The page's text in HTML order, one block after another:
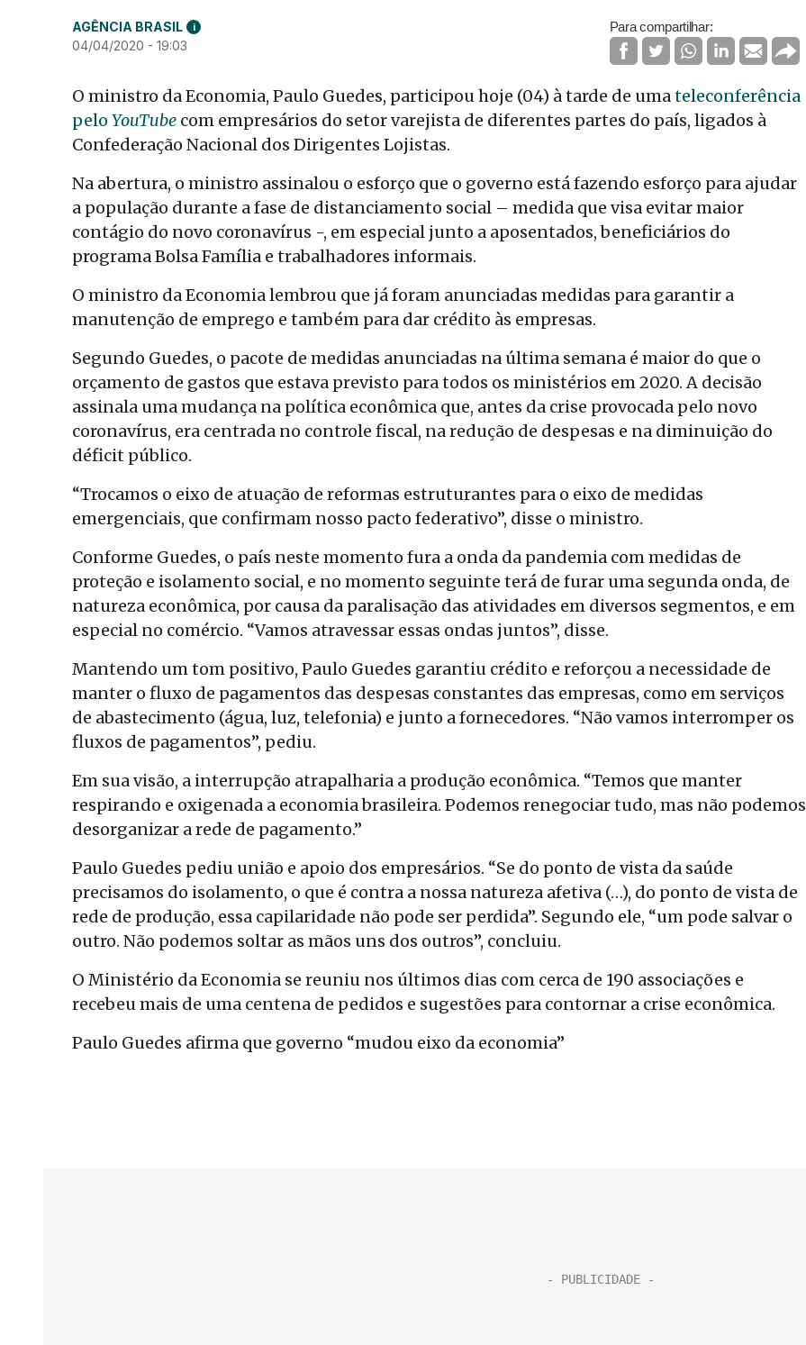
AGÊNCIA BRASIL i
04/04/2020 - 19:03
Para compartilhar:
O ministro da Economia, Paulo Guedes, participou hoje (04) à tarde de umateleconferência
pelo YouTube com empresários do setor varejista de diferentes partes do país, ligados à
Confederação Nacional dos Dirigentes Lojistas.
Na abertura, o ministro assinalou o esforço que o governo está fazendo esforço para ajudar
a população durante a fase de distanciamento social – medida que visa evitar maior
contágio do novo coronavírus -, em especial junto a aposentados, beneficiários do
programa Bolsa Família e trabalhadores informais.
O ministro da Economia lembrou que já foram anunciadas medidas para garantir a
manutenção de emprego e também para dar crédito às empresas.
Segundo Guedes, o pacote de medidas anunciadas na última semana é maior do que o
orçamento de gastos que estava previsto para todos os ministérios em 2020. A decisão
assinala uma mudança na política econômica que, antes da crise provocada pelo novo
coronavírus, era centrada no controle fiscal, na redução de despesas e na diminuição do
déficit público.
“Trocamos o eixo de atuação de reformas estruturantes para o eixo de medidas
emergenciais, que confirmam nosso pacto federativo”, disse o ministro.
Conforme Guedes, o país neste momento fura a onda da pandemia com medidas de
proteção e isolamento social, e no momento seguinte terá de furar uma segunda onda, de
natureza econômica, por causa da paralisação das atividades em diversos segmentos, e em
especial no comércio. “Vamos atravessar essas ondas juntos”, disse.
Mantendo um tom positivo, Paulo Guedes garantiu crédito e reforçou a necessidade de
manter o fluxo de pagamentos das despesas constantes das empresas, como em serviços
de abastecimento (água, luz, telefonia) e junto a fornecedores. “Não vamos interromper os
fluxos de pagamentos”, pediu.
Em sua visão, a interrupção atrapalharia a produção econômica. “Temos que manter
respirando e oxigenada a economia brasileira. Podemos renegociar tudo, mas não podemos
desorganizar a rede de pagamento.”
Paulo Guedes pediu união e apoio dos empresários. “Se do ponto de vista da saúde
precisamos do isolamento, o que é contra a nossa natureza afetiva (…), do ponto de vista de
rede de produção, essa capilaridade não pode ser perdida”. Segundo ele, “um pode salvar o
outro. Não podemos soltar as mãos uns dos outros”, concluiu.
O Ministério da Economia se reuniu nos últimos dias com cerca de 190 associações e
recebeu mais de uma centena de pedidos e sugestões para contornar a crise econômica.
Paulo Guedes afirma que governo “mudou eixo da economia”